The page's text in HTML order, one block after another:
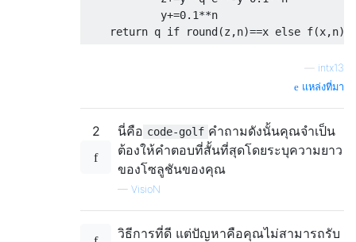
            y+=0.1**n
intx13
แหล่งที่มา
2 นี่คือ code-golf คำถามดังนั้นคุณจำเป็น
ต้องให้คำตอบที่สั้นที่สุดโดยระบุความยาว
ของโซลูชันของคุณ
— VisioN
วิธีการที่ดี แต่ปัญหาคือคุณไม่สามารถรับ